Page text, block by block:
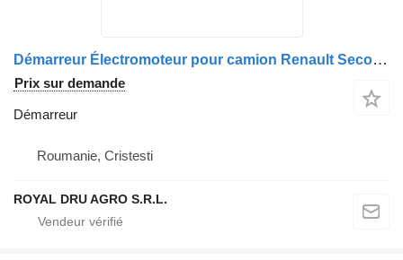
Démarreur Électromoteur pour camion Renault Second Hand 7420714203 7421632125 7485013211 20891242
Prix sur demande
Démarreur
Roumanie, Cristesti
ROYAL DRU AGRO S.R.L.